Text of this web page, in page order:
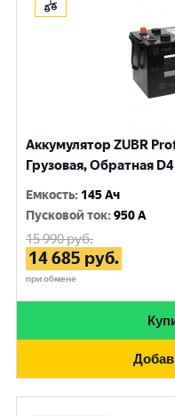
Аккумулятор ZUBR
Грузовая, Обратная
Емкость: 145 Ач
Пусковой ток:950 A
15 990руб.
14 685 руб.
при обмене